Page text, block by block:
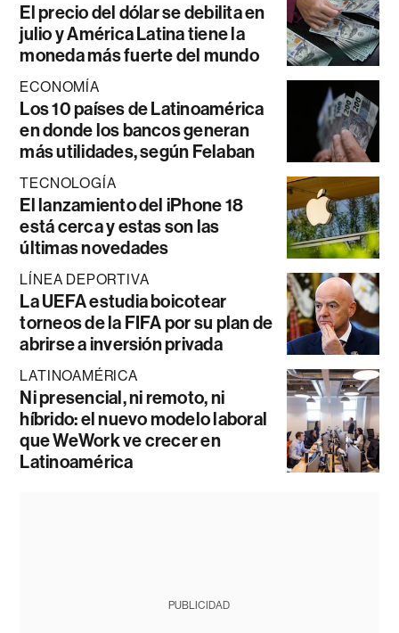
El precio del dólar se debilita en
julio y América Latina tiene la
moneda más fuerte del mundo
ECONOMÍA
Los 10 países de Latinoamérica
en donde los bancos generan
más utilidades, según Felaban
TECNOLOGÍA
El lanzamiento del iPhone 18
está cerca y estas son las
últimas novedades
LÍNEA DEPORTIVA
La UEFA estudia boicotear
torneos de la FIFA por su plan de
abrirse a inversión privada
LATINOAMÉRICA
Ni presencial, ni remoto, ni
híbrido: el nuevo modelo laboral
que WeWork ve crecer en
Latinoamérica
PUBLICIDAD